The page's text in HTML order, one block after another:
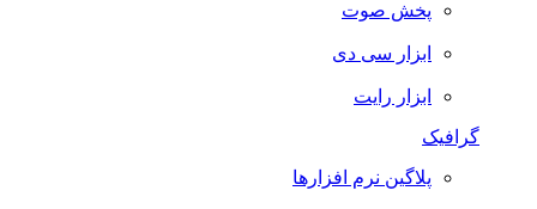
پخش صوت
ابزار سی دی
ابزار رایت
گرافیک
پلاگین نرم افزارها